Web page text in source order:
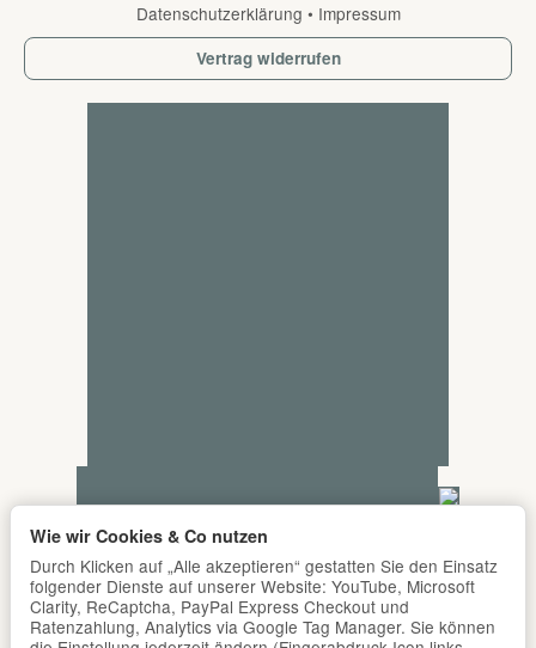
Datenschutzerklärung • Impressum
Vertrag widerrufen
Wie wir Cookies & Co nutzen
Durch Klicken auf „Alle akzeptieren“ gestatten Sie den Einsatz
folgender Dienste auf unserer Website: YouTube, Microsoft
Clarity, ReCaptcha, PayPal Express Checkout und
Ratenzahlung, Analytics via Google Tag Manager. Sie können